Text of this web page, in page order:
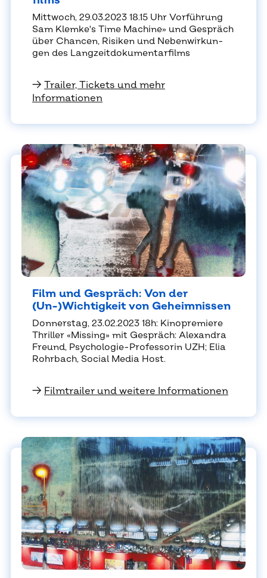
Mitt­woch, 29.03.2023 18.15 Uhr Vor­füh­rung
Sam Klem­ke's Time Ma­chi­ne» und Ge­spräch
über Chan­cen, Ri­si­ken und Ne­ben­wir­kun­
gen des Lang­zeit­do­ku­men­tar­films
→ Trailer, Tickets und mehr
Informationen
Film und Ge­spräch: Von der
(Un-)Wich­tig­keit von Ge­heim­nis­sen
Don­ners­tag, 23.02.2023 18h: Ki­no­pre­mie­re
Thril­ler «Miss­in­g» mit Ge­spräch: Alex­an­dra
Freund, Psy­cho­lo­gie-Pro­fes­so­rin UZH; Elia
Rohr­bach, So­cial Me­dia Host.
→ Filmtrailer und weitere Informationen